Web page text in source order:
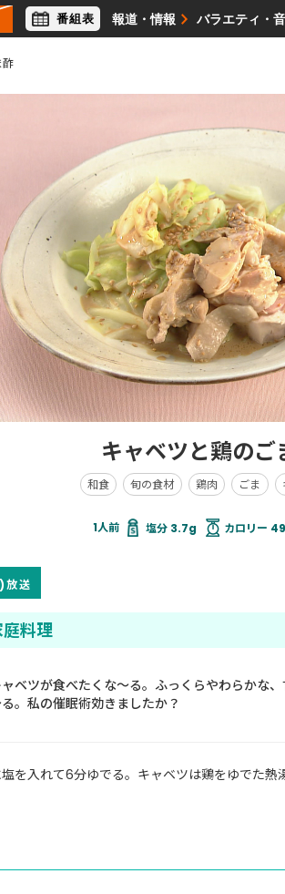
報道・情報 バラエティ・
番組表
酢
キャベツと鶏のご
和食 旬の食材 鶏肉 ごま
塩分 3.7g カロリー
送
料理
ベツが食べたくな～る。ふっくらやわらかな
。私の催眠術効きましたか？
を入れて6分ゆでる。キャベツは鶏をゆでた熱